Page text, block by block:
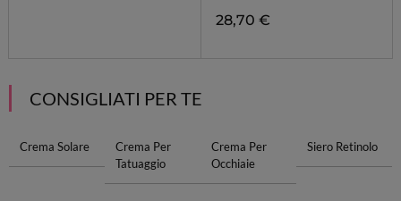
28,70 €
CONSIGLIATI PER TE
Crema Solare
Crema Per
Tatuaggio
Crema Per
Occhiaie
Siero Retinolo